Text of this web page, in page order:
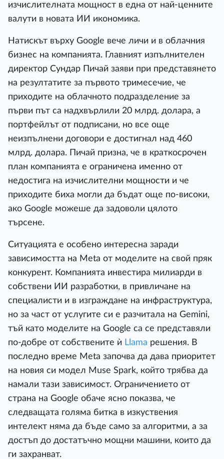
изчислителната мощност в една от най-ценните
валути в новата ИИ икономика.
Натискът върху Google вече личи и в облачния
бизнес на компанията. Главният изпълнителен
директор Сундар Пичай заяви при представянето
на резултатите за първото тримесечие, че
приходите на облачното подразделение за
първи път са надхвърлили 20 млрд. долара, а
портфейлът от подписани, но все още
неизпълнени договори е достигнал над 460
млрд. долара. Пичай призна, че в краткосрочен
план компанията е ограничена именно от
недостига на изчислителни мощности и че
приходите биха могли да бъдат още по-високи,
ако Google можеше да задоволи цялото
търсене.
Ситуацията е особено интересна заради
зависимостта на Meta от моделите на свой пряк
конкурент. Компанията инвестира милиарди в
собствени ИИ разработки, в привличане на
специалисти и в изграждане на инфраструктура,
но за част от услугите си е разчитала на Gemini,
тъй като моделите на Google са се представяли
по-добре от собствените ѝ Llama решения. В
последно време Meta започва да дава приоритет
на новия си модел Muse Spark, който трябва да
намали тази зависимост. Ограничението от
страна на Google обаче ясно показва, че
следващата голяма битка в изкуствения
интелект няма да бъде само за алгоритми, а за
достъп до достатъчно мощни машини, които да
ги захранват.